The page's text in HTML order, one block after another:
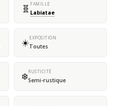
🧬 FAMILLE
Labiatae
☀️EXPOSITION
Toutes
❄️RUSTICITÉ
Semi-rustique